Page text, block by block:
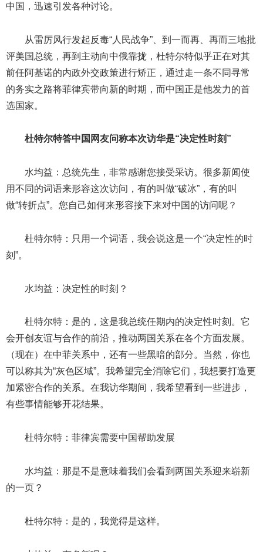
中国，迅速引发各种讨论。
从雷厉风行发起反毒“人民战争”、到一而再、再而三地批
评美国总统，再到主动向中俄靠拢，杜特尔特似乎正在对其
前任阿基诺的内政外交政策进行矫正，通过走一条不同寻常
的务实之路将菲律宾带向新的时期，而中国正是他发力的首
选国家。
杜特尔特答中国网友问称本次访华是“决定性时刻”
水均益：总统先生，非常感谢您接受采访。很多新闻使
用不同的词语来形容这次访问，有的叫做“破冰”，有的叫
做“转折点”。您自己如何来形容接下来对中国的访问呢？
杜特尔特：只用一个词语，我会说这是一个“决定性的时
刻”。
水均益：决定性的时刻？
杜特尔特：是的，这是我总统任期内的决定性时刻。它
会开创友谊与合作的前沿，推动两国关系在各个方面发展。
（现在）在中菲关系中，还有一些黑暗的部分。当然，你也
可以称其为“灰色区域”。我希望完全消除它们，我想要打造更
加紧密合作的关系。在我访华期间，我希望看到一些进步，
有些事情能够开花结果。
杜特尔特：菲律宾需要中国帮助发展
水均益：那是不是意味着我们会看到两国关系迎来崭新
的一页？
杜特尔特：是的，我觉得是这样。